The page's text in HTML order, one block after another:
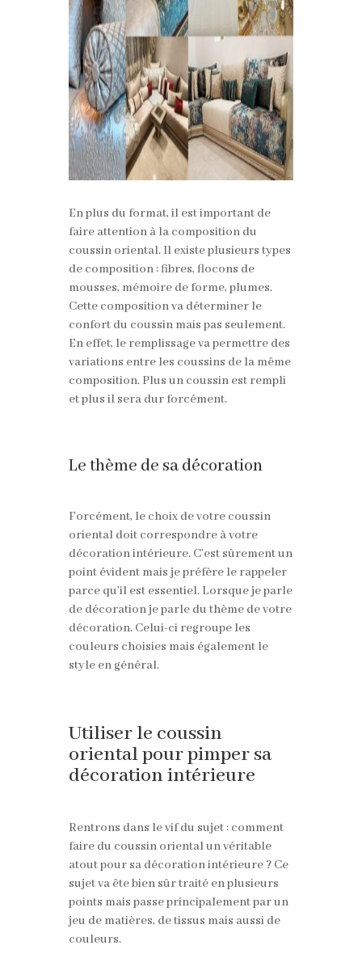
En plus du format, il est important de
faire attention à la composition du
coussin oriental. Il existe plusieurs types
de composition : fibres, flocons de
mousses, mémoire de forme, plumes.
Cette composition va déterminer le
confort du coussin mais pas seulement.
En effet, le remplissage va permettre des
variations entre les coussins de la même
composition. Plus un coussin est rempli
et plus il sera dur forcément.
Le thème de sa décoration
Forcément, le choix de votre coussin
oriental doit correspondre à votre
décoration intérieure. C’est sûrement un
point évident mais je préfère le rappeler
parce qu’il est essentiel. Lorsque je parle
de décoration je parle du thème de votre
décoration. Celui-ci regroupe les
couleurs choisies mais également le
style en général.
Utiliser le coussin
oriental pour pimper sa
décoration intérieure
Rentrons dans le vif du sujet : comment
faire du coussin oriental un véritable
atout pour sa décoration intérieure ? Ce
sujet va ête bien sûr traité en plusieurs
points mais passe principalement par un
jeu de matières, de tissus mais aussi de
couleurs.